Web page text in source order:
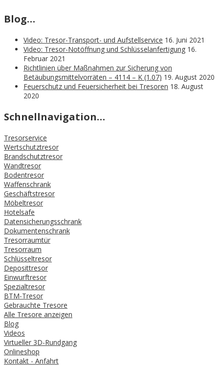
Blog…
Video: Tresor-Transport- und Aufstellservice 16. Juni 2021
Video: Tresor-Notöffnung und Schlüsselanfertigung 16.
Februar 2021
Richtlinien über Maßnahmen zur Sicherung von
Betäubungsmittelvorräten – 4114 – K (1.07) 19. August 2020
Feuerschutz und Feuersicherheit bei Tresoren 18. August
2020
Schnellnavigation…
Tresorservice
Wertschutztresor
Brandschutztresor
Wandtresor
Bodentresor
Waffenschrank
Geschäftstresor
Möbeltresor
Hotelsafe
Datensicherungsschrank
Dokumentenschrank
Tresorraumtür
Tresorraum
Schlüsseltresor
Deposittresor
Einwurftresor
Spezialtresor
BTM-Tresor
Gebrauchte Tresore
Alle Tresore anzeigen
Blog
Videos
Virtueller 3D-Rundgang
Onlineshop
Kontakt - Anfahrt